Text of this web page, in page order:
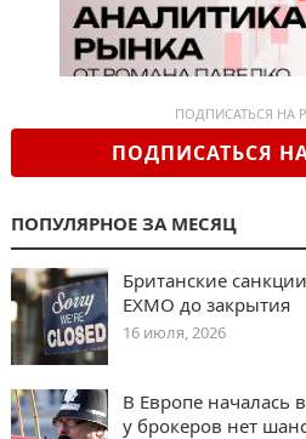
ПОДПИСАТЬСЯ НА
ПОДПИСАТЬСЯ
ПОПУЛЯРНОЕ ЗА МЕСЯЦ
Британские
EXMO до закрытия
16 июля, 2026
В Европе началась
у брокеров нет